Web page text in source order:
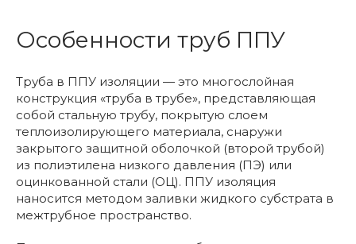
Особенности труб ППУ
Труба в ППУ изоляции — это многослойная
конструкция «труба в трубе», представляющая
собой стальную трубу, покрытую слоем
теплоизолирующего материала, снаружи
закрытого защитной оболочкой (второй трубой)
из полиэтилена низкого давления (ПЭ) или
оцинкованной стали (ОЦ). ППУ изоляция
наносится методом заливки жидкого субстрата в
межтрубное пространство.